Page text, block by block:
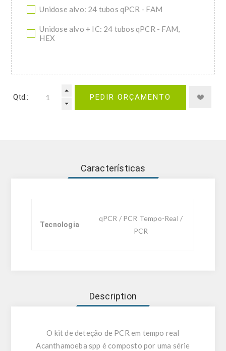
Unidose alvo: 24 tubos qPCR - FAM
Unidose alvo + IC: 24 tubos qPCR - FAM,
HEX
Qtd.: PEDIR ORÇAMENTO
Características
Tecnologia
qPCR / PCR Tempo-Real /
PCR
Description
O kit de deteção de PCR em tempo real
Acanthamoeba spp é composto por uma série